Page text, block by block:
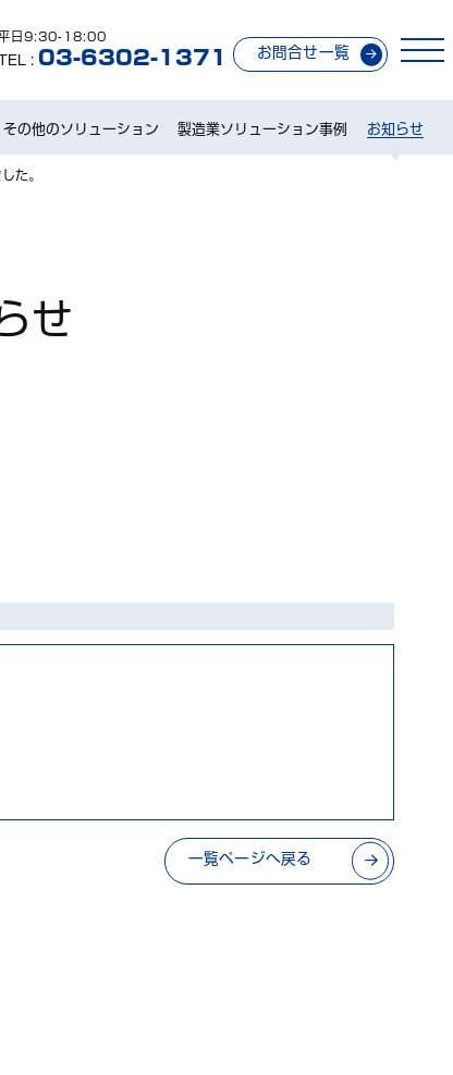
日9:30-18:00
TEL : 03-6302-1371 お問合せ一覧
その他のソリューション 製造業ソリューション事例 お知らせ
た。
せ
一覧ページへ戻る